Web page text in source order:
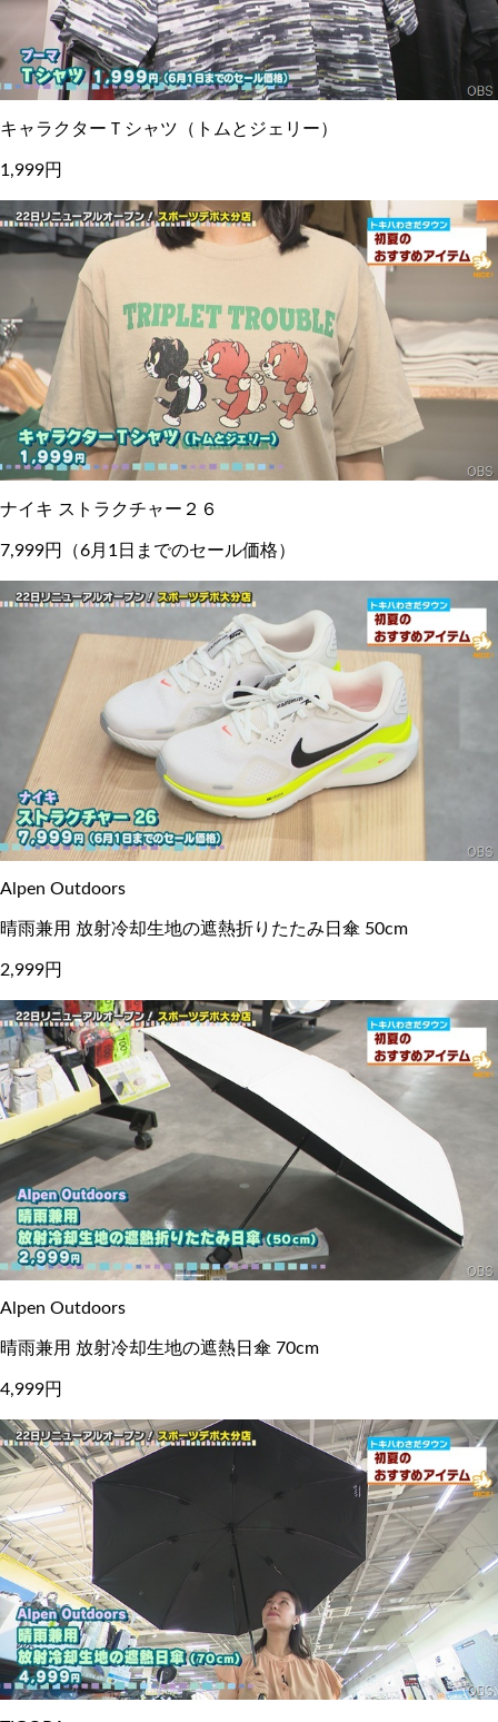
キャラクターＴシャツ（トムとジェリー）
1,999円
ナイキ ストラクチャー２６
7,999円（6月1日までのセール価格）
Alpen Outdoors
晴雨兼用 放射冷却生地の遮熱折りたたみ日傘 50cm
2,999円
Alpen Outdoors
晴雨兼用 放射冷却生地の遮熱日傘 70cm
4,999円